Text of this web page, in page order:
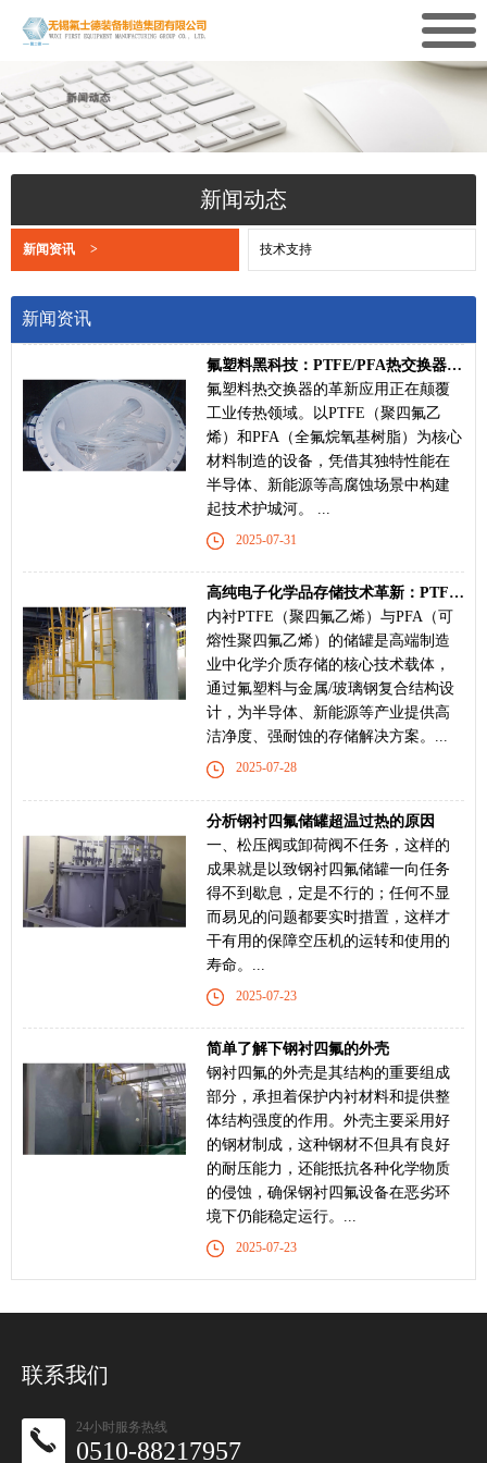
新闻动态
新闻资讯 > 技术支持
新闻资讯
氟塑料黑科技：PTFE/PFA热交换器抗腐蚀利器与行业应用图谱
氟塑料热交换器的革新应用正在颠覆
工业传热领域。以PTFE（聚四氟乙
烯）和PFA（全氟烷氧基树脂）为核心
材料制造的设备，凭借其独特性能在
半导体、新能源等高腐蚀场景中构建
起技术护城河。 ...
2025-07-31
高纯电子化学品存储技术革新：PTFE/PFA内衬储罐的核心价值与发展方向
内衬PTFE（聚四氟乙烯）与PFA（可
熔性聚四氟乙烯）的储罐是高端制造
业中化学介质存储的核心技术载体，
通过氟塑料与金属/玻璃钢复合结构设
计，为半导体、新能源等产业提供高
洁净度、强耐蚀的存储解决方案。...
2025-07-28
分析钢衬四氟储罐超温过热的原因
一、松压阀或卸荷阀不任务，这样的
成果就是以致钢衬四氟储罐一向任务
得不到歇息，定是不行的；任何不显
而易见的问题都要实时措置，这样才
干有用的保障空压机的运转和使用的
寿命。...
2025-07-23
简单了解下钢衬四氟的外壳
钢衬四氟的外壳是其结构的重要组成
部分，承担着保护内衬材料和提供整
体结构强度的作用。外壳主要采用好
的钢材制成，这种钢材不但具有良好
的耐压能力，还能抵抗各种化学物质
的侵蚀，确保钢衬四氟设备在恶劣环
境下仍能稳定运行。...
2025-07-23
联系我们
24小时服务热线
0510-88217957